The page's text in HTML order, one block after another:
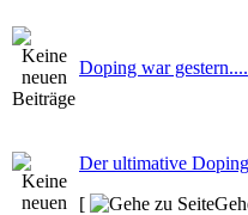
Doping war gestern....
Der ultimative
[